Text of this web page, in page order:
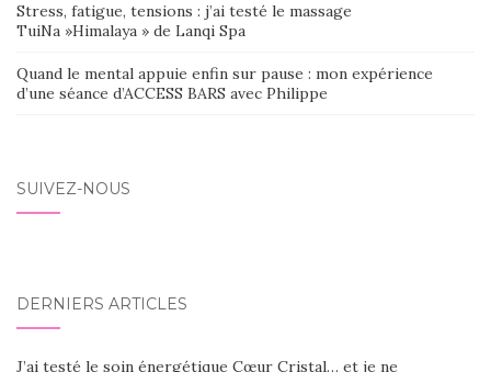
Stress, fatigue, tensions : j’ai testé le massage
TuiNa »Himalaya » de Lanqi Spa
Quand le mental appuie enfin sur pause : mon expérience
d’une séance d’ACCESS BARS avec Philippe
SUIVEZ-NOUS
DERNIERS ARTICLES
J’ai testé le soin énergétique Cœur Cristal… et je ne